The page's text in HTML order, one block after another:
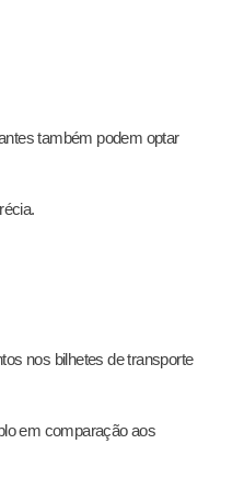
também podem optar
nos bilhetes de transporte
em comparação aos